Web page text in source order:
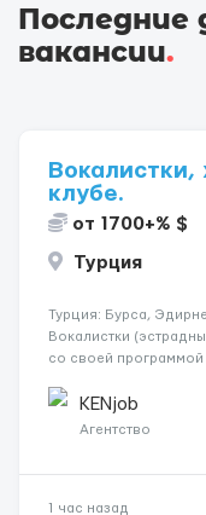
Последние
вакансии.
Вокалистки,
клубе.
от 1700+% $
Турция
Турция: Бурса,
Вокалистки
со своей программой
одного до трех
KENjob
Агентство
1 час назад